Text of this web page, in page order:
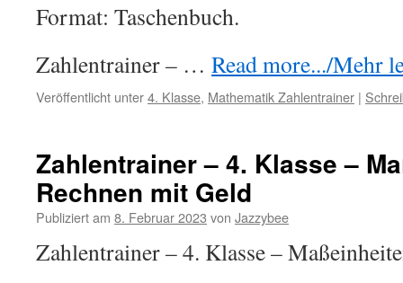
Format: Taschenbuch.
Zahlentrainer – … Read more.../Mehr
Veröffentlicht unter4. Klasse, Mathematik Zahlentrainer |
Zahlentrainer – 4. Klasse –
Rechnen mit Geld
Publiziert am 8. Februar 2023 von Jazzybee
Zahlentrainer – 4. Klasse –